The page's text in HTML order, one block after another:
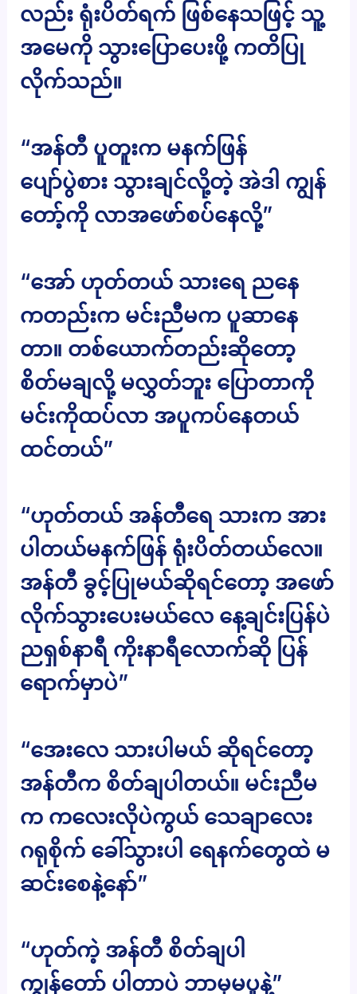
လည်း ရုံးပိတ်ရက် ဖြစ်နေသဖြင့် သူ့
အမေကို သွားပြောပေးဖို့ ကတိပြု
လိုက်သည်။
“အန်တီ ပူတူးက မနက်ဖြန်
ပျော်ပွဲစား သွားချင်လို့တဲ့ အဲဒါ ကျွန်
တော့်ကို လာအဖော်စပ်နေလို့”
“အော် ဟုတ်တယ် သားရေ ညနေ
ကတည်းက မင်းညီမက ပူဆာနေ
တာ။ တစ်ယောက်တည်းဆိုတော့
စိတ်မချလို့ မလွှတ်ဘူး ပြောတာကို
မင်းကိုထပ်လာ အပူကပ်နေတယ်
ထင်တယ်”
“ဟုတ်တယ် အန်တီရေ သားက အား
ပါတယ်မနက်ဖြန် ရုံးပိတ်တယ်လေ။
အန်တီ ခွင့်ပြုမယ်ဆိုရင်တော့ အဖော်
လိုက်သွားပေးမယ်လေ နေ့ချင်းပြန်ပဲ
ညရှစ်နာရီ ကိုးနာရီလောက်ဆို ပြန်
ရောက်မှာပဲ”
“အေးလေ သားပါမယ် ဆိုရင်တော့
အန်တီက စိတ်ချပါတယ်။ မင်းညီမ
က ကလေးလိုပဲကွယ် သေချာလေး
ဂရုစိုက် ခေါ်သွားပါ ရေနက်တွေထဲ မ
ဆင်းစေနဲ့နော်”
“ဟုတ်ကဲ့ အန်တီ စိတ်ချပါ
ကျွန်တော် ပါတာပဲ ဘာမှမပူနဲ့”